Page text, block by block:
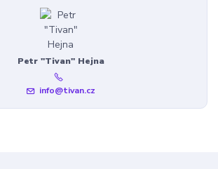
Petr "Tivan" Hejna
info@tivan.cz